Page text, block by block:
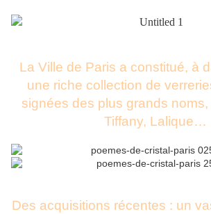
La Ville de Paris a constitué, à
une riche collection de
signées des plus grands
Tiffany, Lalique…
Des acquisitions récentes : un